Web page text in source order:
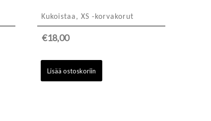
Kukoistaa, XS -korvakorut
€18,00
Lisää ostoskoriin